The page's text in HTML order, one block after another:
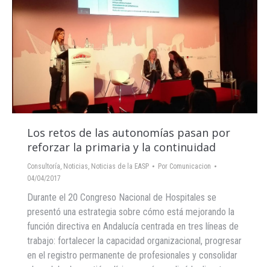
Los retos de las autonomías pasan por
reforzar la primaria y la continuidad
Consultoría Noticias Noticias de la EASP Por Comunicacion
04/04/2017
Durante el 20 Congreso Nacional de Hospitales se
presentó una estrategia sobre cómo está mejorando la
función directiva en Andalucía centrada en tres líneas de
trabajo: fortalecer la capacidad organizacional, progresar
en el registro permanente de profesionales y consolidar